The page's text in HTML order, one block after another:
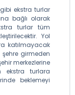
ekstra turlar
bağlı olarak
turlar tüm
Yol
katılmayacak
girmeden
merkezlerine
ekstra turlara
beklemeyi